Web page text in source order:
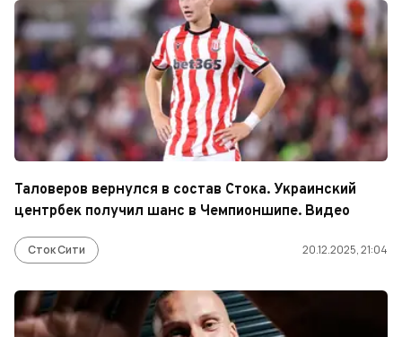
Таловеров вернулся в состав Стока. Украинский
центрбек получил шанс в Чемпионшипе. Видео
Сток Сити 20.12.2025, 21:04